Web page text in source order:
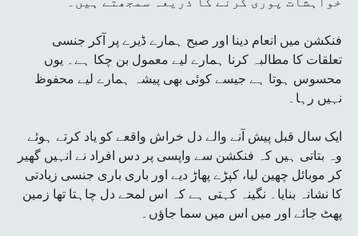
فنکشن میں انعام دینا اور صبح ہمارے ڈیرے پر آکر جنسی
تعلقات کا مطالبہ کرنا ہمارے لیے معمول بن چکا ہے۔ یوں
محسوس ہوتا ہے جیسے کوئی بھی پیشہ ہمارے لیے محفوظ
نہیں رہا۔
ایک سال قبل پیش آنے والے دل خراش واقعے کو یاد کرتے ہوئے
وہ بتاتی ہیں کہ فنکشن سے واپسی پر دس افراد نے انہیں گھیر
کر موبائل چھین لیا، کپڑے پھاڑ دیے اور باری باری جنسی زیادتی
کا نشانہ بنایا۔ نگینہ کہتی ہے کہ اس لمحے دل چاہتا تھا زمین
پھٹ جائے اور میں اس میں سما جاؤں۔